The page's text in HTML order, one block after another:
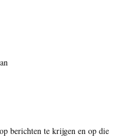
berichten te krijgen en op die